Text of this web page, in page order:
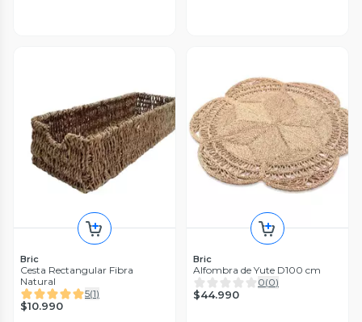
Bric
Cesta Rectangular Fibra
Natural
5(1)
$10.990
Bric
Alfombra de Yute D100 cm
0(0)
$44.990